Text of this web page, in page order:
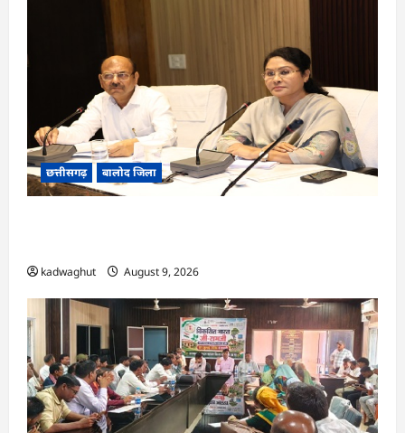
छत्तीसगढ़ बालोद जिला
kadwaghut August 9, 2026